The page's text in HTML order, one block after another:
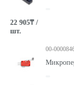
22 905₸ /
шт.
00-